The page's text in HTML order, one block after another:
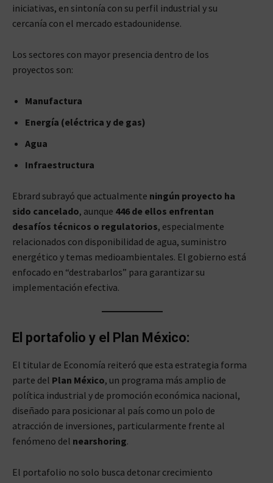
iniciativas, en sintonía con su perfil industrial y su
cercanía con el mercado estadounidense.
Los sectores con mayor presencia dentro de los
proyectos son:
Manufactura
Energía (eléctrica y de gas)
Agua
Infraestructura
Ebrard subrayó que actualmente ningún proyecto ha
sido cancelado, aunque 446 de ellos enfrentan
desafíos técnicos o regulatorios, especialmente
relacionados con disponibilidad de agua, suministro
energético y temas medioambientales. El gobierno está
enfocado en “destrabarlos” para garantizar su
implementación efectiva.
El portafolio y el Plan México:
El titular de Economía reiteró que esta estrategia forma
parte del Plan México, un programa más amplio de
política industrial y de promoción económica nacional,
diseñado para posicionar al país como un polo de
atracción de inversiones, particularmente frente al
fenómeno del nearshoring.
El portafolio no solo busca detonar crecimiento